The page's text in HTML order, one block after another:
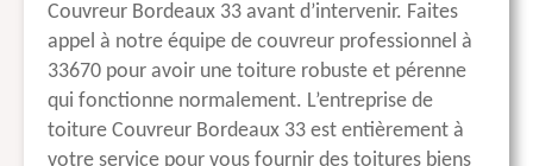
Couvreur Bordeaux 33 avant d’intervenir. Faites
appel à notre équipe de couvreur professionnel à
33670 pour avoir une toiture robuste et pérenne
qui fonctionne normalement. L’entreprise de
toiture Couvreur Bordeaux 33 est entièrement à
votre service pour vous fournir des toitures biens